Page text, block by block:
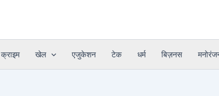
क्राइम खेल एजुकेशन टेक धर्म बिज़नस